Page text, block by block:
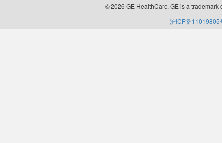
© 2026 GE HealthCare. GE is a
沪ICP备11019805